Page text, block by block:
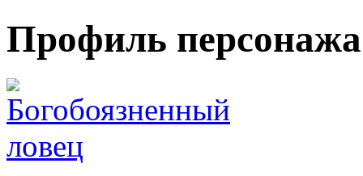
Профиль